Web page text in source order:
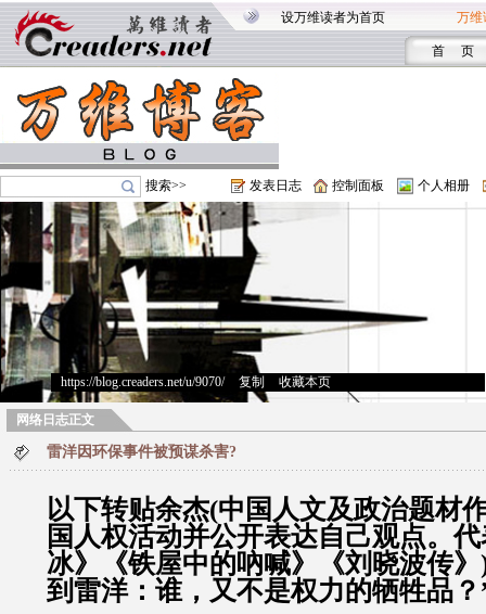
设万维读者为首页 万维
首 页
搜索>> 发表日志 控制面板 个人相册
https://blog.creaders.net/u/9070/> 复制 收藏本页
网络日志正文
雷洋因环保事件被预谋杀害?
以下转贴余杰(中国人文及政治题材
国人权活动并公开表达自己观点。
冰》《铁屋中的吶喊》《刘晓波传
到雷洋：谁，又不是权力的牺牲品？